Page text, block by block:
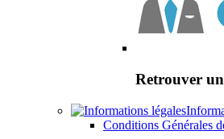
Retrouver
Conditions Générales